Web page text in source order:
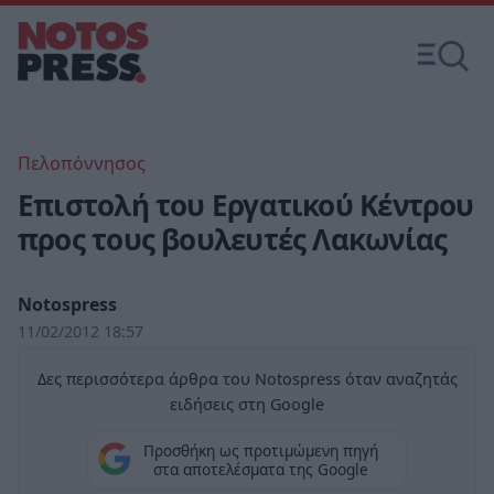
Πελοπόννησος
Επιστολή του Εργατικού Κέντρου
προς τους βουλευτές Λακωνίας
Notospress
11/02/2012 18:57
Δες περισσότερα άρθρα του Notospress όταν αναζητάς
ειδήσεις στη Google
Προσθήκη ως προτιμώμενη πηγή
στα αποτελέσματα της Google